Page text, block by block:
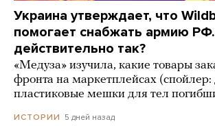
Украина утверждает, что
помогает снабжать армию
действительно так?
«Медуза» изучила, какие товары
фронта на маркетплейсах
пластиковые мешки для тел
ИСТОРИИ 5 дней назад